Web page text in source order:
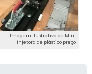
Imagem ilustrativa de Mini
injetora de plástico preço